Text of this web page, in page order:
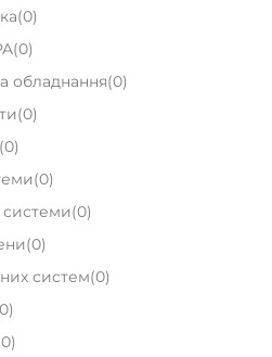
(0)
(0)
обладнання(0)
(0)
(0)
(0)
системи(0)
(0)
систем(0)
0)
0)